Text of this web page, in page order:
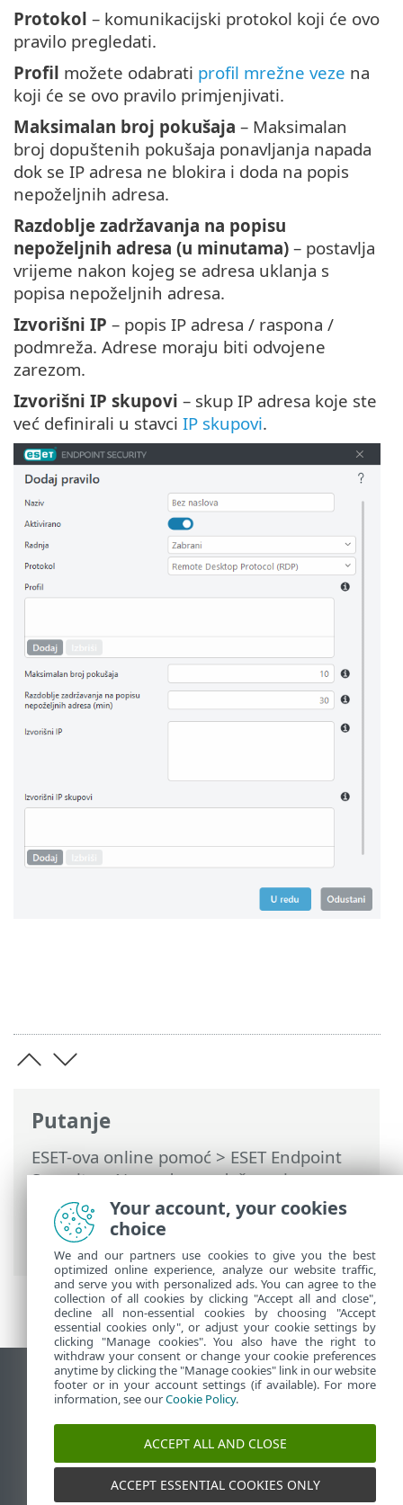
Putanje
ESET-ova online pomoć > ESET Endpoint
Security>Napredno podešavanje>
Zaštite> Zaštita pristupa mreži >Zaštita
od mrežnog napada (IDS) >
napada grubom silom
> Pravila
Protokol – komunikacijski protokol koji će ovo
pravilo pregledati.
Profil možete odabrati profil mrežne veze na
koji će se ovo pravilo primjenjivati.
Maksimalan broj pokušaja – Maksimalan
broj dopuštenih pokušaja ponavljanja napada
dok se IP adresa ne blokira i doda na popis
nepoželjnih adresa.
Razdoblje zadržavanja na popisu
nepoželjnih adresa (u minutama) – postavlja
vrijeme nakon kojeg se adresa uklanja s
popisa nepoželjnih adresa.
Izvorišni IP – popis IP adresa / raspona /
podmreža. Adrese moraju biti odvojene
zarezom.
Izvorišni IP skupovi – skup IP adresa koje ste
već definirali u stavci IP skupovi.
Prikaži stranicu za radnu površinu
End of Life
ESET-ova baza znanja
ESET Status Portal
Regionalna podrška
Your account, your cookies
choice
We and our partners use cookies to give you the best
optimized online experience, analyze our website traffic,
and serve you with personalized ads. You can agree to the
collection of all cookies by clicking "Accept all and close",
decline all non-essential cookies by choosing "Accept
essential cookies only", or adjust your cookie settings by
clicking "Manage cookies". You also have the right to
withdraw your consent or change your cookie preferences
anytime by clicking the "Manage cookies" link in our website
footer or in your account settings (if available). For more
information, see ourCookie Policy.
ACCEPT ALL AND CLOSE
ACCEPT ESSENTIAL COOKIES ONLY